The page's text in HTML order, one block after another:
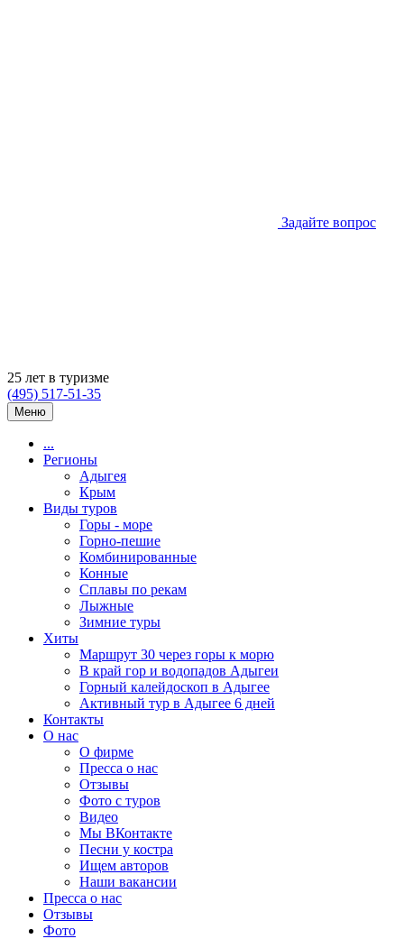
Задайте вопрос
25 лет в туризме
(495) 517-51-35
Меню
...
Регионы
Адыгея
Крым
Виды туров
Горы - море
Горно-пешие
Комбинированные
Конные
Сплавы по рекам
Лыжные
Зимние туры
Хиты
Маршрут 30 через горы к морю
В край гор и водопадов Адыгеи
Горный калейдоскоп в Адыгее
Активный тур в Адыгее 6 дней
Контакты
О нас
О фирме
Пресса о нас
Отзывы
Фото с туров
Видео
Мы ВКонтакте
Песни у костра
Ищем авторов
Наши вакансии
Пресса о нас
Отзывы
Фото